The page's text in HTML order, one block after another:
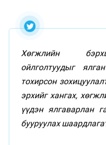
Хөгжлийн
ойлголтуудыг
тохирсон
эрхийг хангах,
үүдэн ялгаварлан
бууруулах